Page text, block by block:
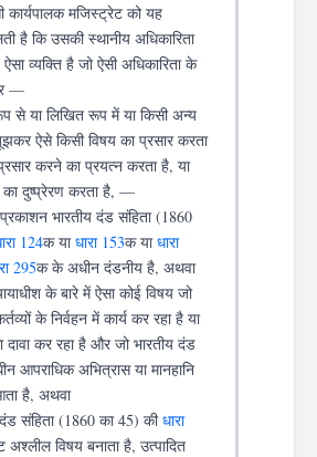
मजिस्ट्रेट को यह
है कि उसकी स्थानीय अधिकारिता
व्यक्ति है जो ऐसी अधिकारिता के
—
से या लिखित रूप में या किसी अन्य
ऐसे किसी विषय का प्रसार करता
करने का प्रयत्न करता है, या
दुष्प्रेरण करता है, —
भारतीय दंड संहिता (1860
124क याधारा 153क याधारा
295क के अधीन दंडनीय है, अथवा
के बारे में ऐसा कोई विषय जो
के निर्वहन में कार्य कर रहा है या
दावा कर रहा है और जो भारतीय दंड
आपराधिक अभित्रास या मानहानि
है, अथवा
संहिता (1860 का 45) कीधारा
अश्लील विषय बनाता है, उत्पादित